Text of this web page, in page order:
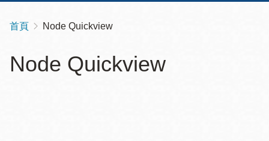
導
連
首頁 Node Quickview
Node Quickview